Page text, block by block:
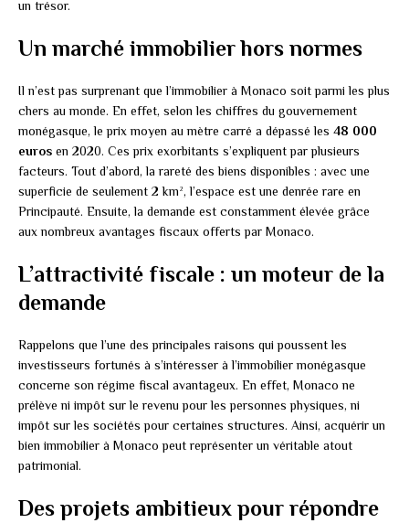
un trésor.
Un marché immobilier hors normes
Il n’est pas surprenant que l’immobilier à Monaco soit parmi les plus
chers au monde. En effet, selon les chiffres du gouvernement
monégasque, le prix moyen au mètre carré a dépassé les 48 000
euros en 2020. Ces prix exorbitants s’expliquent par plusieurs
facteurs. Tout d’abord, la rareté des biens disponibles : avec une
superficie de seulement 2 km², l’espace est une denrée rare en
Principauté. Ensuite, la demande est constamment élevée grâce
aux nombreux avantages fiscaux offerts par Monaco.
L’attractivité fiscale : un moteur de la
demande
Rappelons que l’une des principales raisons qui poussent les
investisseurs fortunés à s’intéresser à l’immobilier monégasque
concerne son régime fiscal avantageux. En effet, Monaco ne
prélève ni impôt sur le revenu pour les personnes physiques, ni
impôt sur les sociétés pour certaines structures. Ainsi, acquérir un
bien immobilier à Monaco peut représenter un véritable atout
patrimonial.
Des projets ambitieux pour répondre